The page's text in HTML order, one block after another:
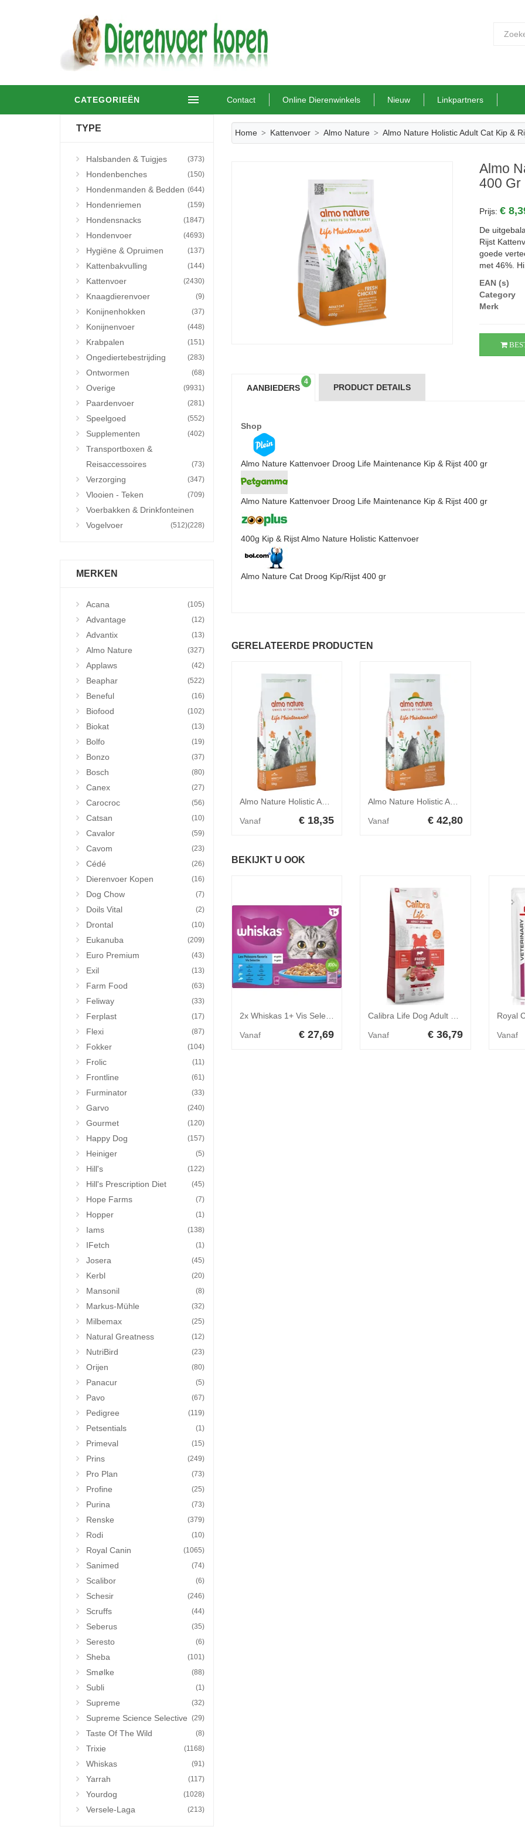
CATEGORIEËN Contact Online Dierenwinkels Nieuw Linkpartners
TYPE
Halsbanden & Tuigjes (373)
Hondenbenches (150)
Hondenmanden & Bedden (644)
Hondenriemen (159)
Hondensnacks (1847)
Hondenvoer (4693)
Hygiëne & Opruimen (137)
Kattenbakvulling (144)
Kattenvoer (2430)
Knaagdierenvoer (9)
Konijnenhokken (37)
Konijnenvoer (448)
Krabpalen (151)
Ongediertebestrijding (283)
Ontwormen (68)
Overige (9931)
Paardenvoer (281)
Speelgoed (552)
Supplementen (402)
Transportboxen &
Reisaccessoires
(73)
Verzorging (347)
Vlooien - Teken (709)
Voerbakken & Drinkfonteinen
(228)
Vogelvoer (512)
MERKEN
Acana (105)
Advantage (12)
Advantix (13)
Almo Nature (327)
Applaws (42)
Beaphar (522)
Beneful (16)
Biofood (102)
Biokat (13)
Bolfo (19)
Bonzo (37)
Bosch (80)
Canex (27)
Carocroc (56)
Catsan (10)
Cavalor (59)
Cavom (23)
Cédé (26)
Dierenvoer Kopen (16)
Dog Chow (7)
Doils Vital (2)
Drontal (10)
Eukanuba (209)
Euro Premium (43)
Exil (13)
Farm Food (63)
Feliway (33)
Ferplast (17)
Flexi (87)
Fokker (104)
Frolic (11)
Frontline (61)
Furminator (33)
Garvo (240)
Gourmet (120)
Happy Dog (157)
Heiniger (5)
Hill's (122)
Hill's Prescription Diet (45)
Hope Farms (7)
Hopper (1)
Iams (138)
IFetch (1)
Josera (45)
Kerbl (20)
Mansonil (8)
Markus-Mühle (32)
Milbemax (25)
Natural Greatness (12)
NutriBird (23)
Orijen (80)
Panacur (5)
Pavo (67)
Pedigree (119)
Petsentials (1)
Primeval (15)
Prins (249)
Pro Plan (73)
Profine (25)
Purina (73)
Renske (379)
Rodi (10)
Royal Canin (1065)
Sanimed (74)
Scalibor (6)
Schesir (246)
Scruffs (44)
Seberus (35)
Seresto (6)
Sheba (101)
Smølke (88)
Subli (1)
Supreme (32)
Supreme Science Selective (29)
Taste Of The Wild (8)
Trixie (1168)
Whiskas (91)
Yarrah (117)
Yourdog (1028)
Versele-Laga (213)
Home Kattenvoer Almo Nature Almo Nature Holistic Adult Cat Kip &
Almo
400 Gr
Prijs:€
De
Rijst
goede
met 46%.
EAN (s)
Category
Merk
AANBIEDERS
4
PRODUCT DETAILS
Shop
Almo Nature Kattenvoer Droog Life Maintenance Kip & Rijst 400 gr
Almo Nature Kattenvoer Droog Life Maintenance Kip & Rijst 400 gr
400g Kip & Rijst Almo Nature Holistic Kattenvoer
Almo Nature Cat Droog Kip/Rijst 400 gr
GERELATEERDE PRODUCTEN
Almo Nature Holistic Adult Cat Kip & Rijst 2 kg
Vanaf € 18,35 Vanaf € 42,80
BEKIJKT U OOK
Vanaf € 27,69 Vanaf € 36,79 Vanaf